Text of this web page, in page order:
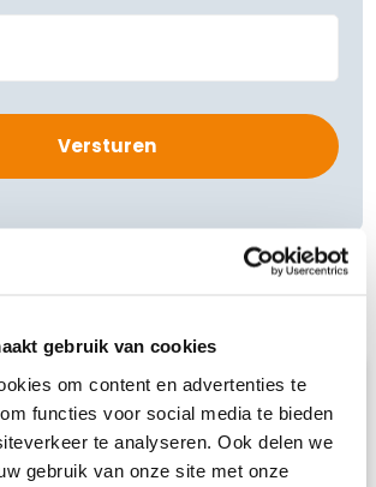
gebruik van cookies
om content en advertenties te
functies voor social media te bieden
te analyseren. Ook delen we
gebruik van onze site met onze
Inzichten